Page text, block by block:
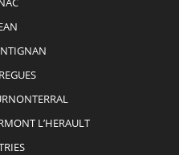
L’HERAULT